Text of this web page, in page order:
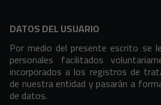
DATOS DEL USUARIO
Por medio del presente escrito se
personales facilitados
incorporados a los registros de
de nuestra entidad y pasarán a
de datos.